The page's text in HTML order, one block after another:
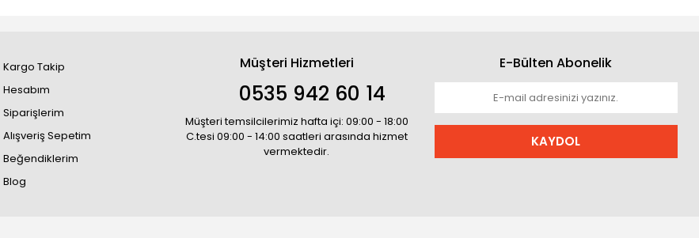
Kargo Takip
Hesabım
Siparişlerim
Alışveriş Sepetim
Beğendiklerim
Blog
Müşteri Hizmetleri
0535 942 60 14
Müşteri temsilcilerimiz hafta içi: 09:00 - 18:00
C.tesi 09:00 - 14:00 saatleri arasında hizmet
vermektedir.
E-Bülten Abonelik
KAYDOL